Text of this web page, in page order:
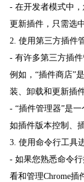
- 在开发者模式中
更新插件，只需选
2. 使用第三方插件
- 有许多第三方插件
例如，“插件商店”
装、卸载和更新插件
- “插件管理器”是
如插件版本控制、
3. 使用命令行工具
- 如果您熟悉命令行
看和管理Chrome